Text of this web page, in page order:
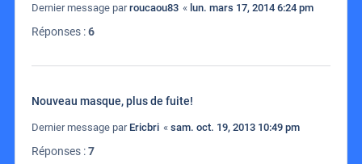
Dernier message parroucaou83 « lun. mars 17, 2014 6:24 pm
Réponses :6
Nouveau masque, plus de fuite!
Dernier message par Ericbri « sam. oct. 19, 2013 10:49 pm
Réponses :7